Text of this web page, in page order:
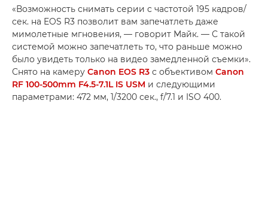
«Возможность снимать серии с частотой 195 кадров/
сек. на EOS R3 позволит вам запечатлеть даже
мимолетные мгновения, — говорит Майк. — С такой
системой можно запечатлеть то, что раньше можно
было увидеть только на видео замедленной съемки».
Снято на камеру Canon EOS R3 с объективом Canon
RF 100-500mm F4.5-7.1L IS USM и следующими
параметрами: 472 мм, 1/3200 сек., f/7.1 и ISO 400.